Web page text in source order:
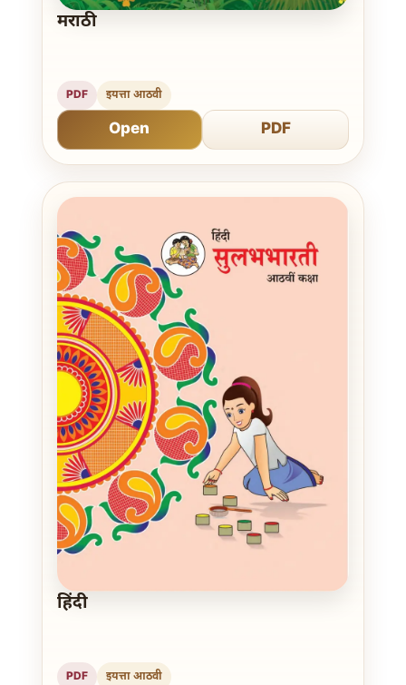
मराठी
PDF इयत्ता आठवी
Open PDF
हिंदी
PDF इयत्ता आठवी